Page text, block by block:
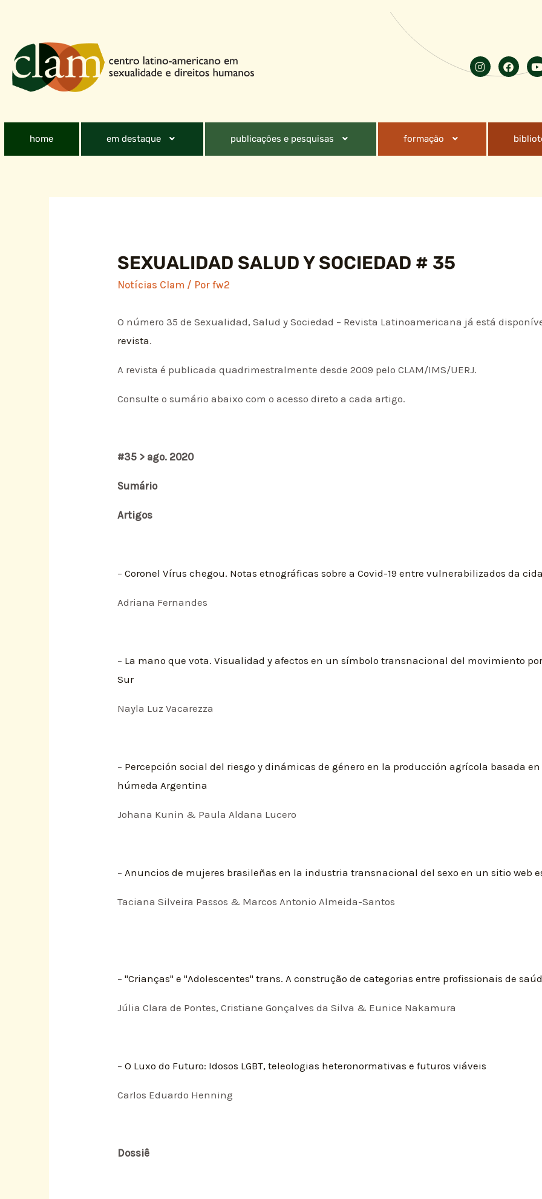
home em destaque publicações e pesquisas formação
SEXUALIDAD SALUD Y SOCIEDAD # 35
Notícias Clam / Porfw2
O número 35 de Sexualidad, Salud y Sociedad – Revista Latinoamericana já está
revista.
A revista é publicada quadrimestralmente desde 2009 pelo CLAM/IMS/UERJ.
Consulte o sumário abaixo com o acesso direto a cada artigo.
#35 > ago. 2020
Sumário
Artigos
–Coronel Vírus chegou. Notas etnográficas sobre a Covid-19 entre vulnerabilizados da
Adriana Fernandes
– La mano que vota. Visualidad y afectos en un símbolo transnacional del movimiento
Sur
Nayla Luz Vacarezza
– Percepción social del riesgo y dinámicas de género en la producción agrícola basada
húmeda Argentina
Johana Kunin & Paula Aldana Lucero
– Anuncios de mujeres brasileñas en la industria transnacional del sexo en un sitio web
Taciana Silveira Passos & Marcos Antonio Almeida-Santos
–"Crianças" e "Adolescentes" trans. A construção de categorias entre profissionais de
Júlia Clara de Pontes, Cristiane Gonçalves da Silva & Eunice Nakamura
–O Luxo do Futuro: Idosos LGBT, teleologias heteronormativas e futuros viáveis
Carlos Eduardo Henning
Dossiê